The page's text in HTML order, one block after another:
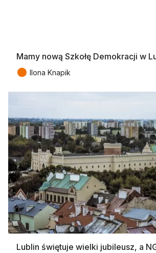
Mamy nową Szkołę Demokracji w
● Ilona Knapik
Lublin świętuje wielki jubileusz, a